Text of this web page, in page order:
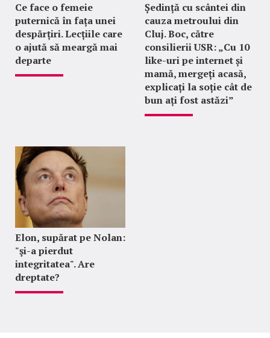
Ce face o femeie
puternică în fața unei
despărțiri. Lecțiile care
o ajută să meargă mai
departe
Ședință cu scântei din
cauza metroului din
Cluj. Boc, către
consilierii USR: „Cu 10
like-uri pe internet și
mamă, mergeți acasă,
explicați la soție cât de
bun ați fost astăzi”
Elon, supărat pe Nolan:
"şi-a pierdut
integritatea". Are
dreptate?